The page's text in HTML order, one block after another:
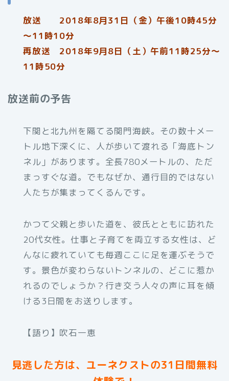
放送 2018年8月31日（金）午後10時45分
～11時10分
再放送 2018年9月8日（土）午前11時25分～
11時50分
放送前の予告
下関と北九州を隔てる関門海峡。その数十メー
トル地下深くに、人が歩いて渡れる「海底トン
ネル」があります。全長780メートルの、ただ
まっすぐな道。でもなぜか、通行目的ではない
人たちが集まってくるんです。
かつて父親と歩いた道を、彼氏とともに訪れた
20代女性。仕事と子育てを両立する女性は、ど
んなに疲れていても毎週ここに足を運ぶそうで
す。景色が変わらないトンネルの、どこに惹か
れるのでしょうか？行き交う人々の声に耳を傾
ける3日間をお送りします。
【語り】吹石一恵
見逃した方は、ユーネクストの31日間無料